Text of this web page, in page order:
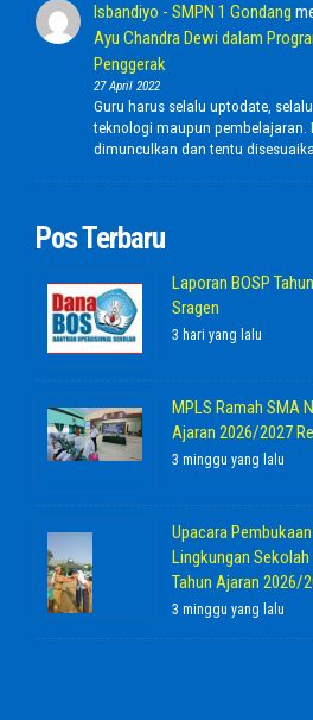
Isbandiyo - SMPN 1 Gondang
Ayu Chandra Dewi dalam
Penggerak
27 April 2022
Guru harus selalu uptodate,
teknologi maupun pembelajaran.
dimunculkan dan tentu
Pos Terbaru
Laporan BOSP
Sragen
3 hari yang lalu
MPLS Ramah SMA
Ajaran 2026/2027
3 minggu yang lalu
Upacara
Lingkungan
Tahun Ajaran 2026/
3 minggu yang lalu